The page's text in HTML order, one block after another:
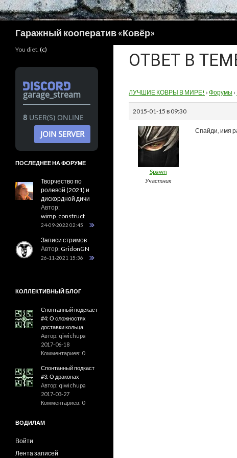
Гаражный кооператив «Ковёр»
ОТВЕТ В
ЛУЧШИЕ КОВРЫ В МИРЕ! › Форумы ›
2015-01-15 в 09:30
Spawn
Участник
Спайди, имя
You diet. (c)
garage_stream
8 USER(S) ONLINE
JOIN SERVER
ПОСЛЕДНЕЕ НА ФОРУМЕ
Творчество по
ролевой (2021) и
дискордной дичи
Автор:
wimp_construct
24-09-2022 02:45
Записи стримов
Автор:GridonGN
26-11-2021 15:36
КОЛЛЕКТИВНЫЙ БЛОГ
Спонтанный подскаст
#4: О сложностях
доставки кольца
Автор: qiwichupa
2017-06-18
Комментариев: 0
Спонтанный подкаст
#3: О драконах
Автор: qiwichupa
2017-03-27
Комментариев: 0
ВОДИЛАМ
Войти
Лента записей